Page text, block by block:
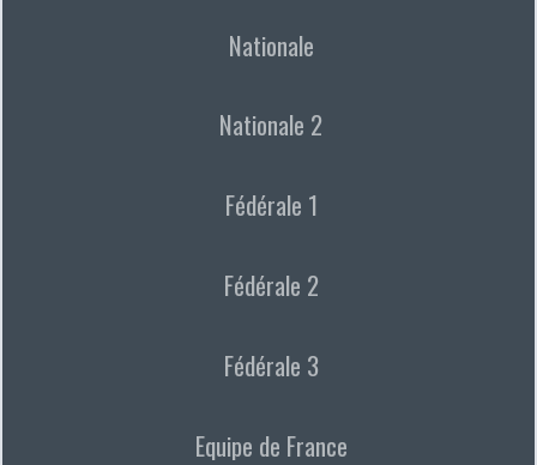
Nationale
Nationale 2
Fédérale 1
Fédérale 2
Fédérale 3
Equipe de France